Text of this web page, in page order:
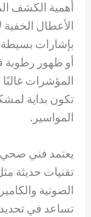
أهمية الكشف
الأعطال الخفية
بإشارات بسيطة
أو ظهور رطوبة
المؤشرات غالبًا
تكون بداية
المواسير.
يعتمد فني
تقنيات حديثة
الصوتية
تساعد في تحديد